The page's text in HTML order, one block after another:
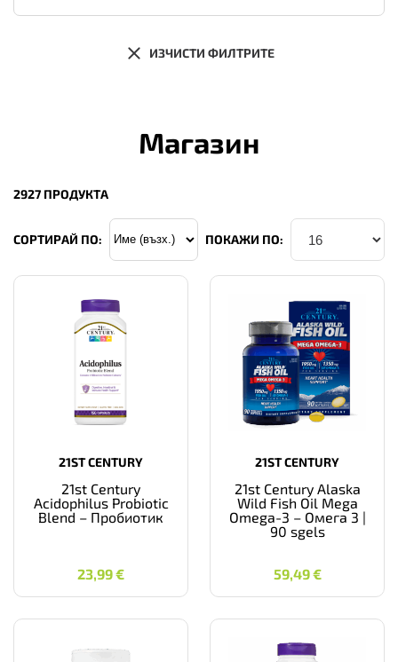
ИЗЧИСТИ ФИЛТРИТЕ
Магазин
2927 ПРОДУКТА
СОРТИРАЙ ПО: ПОКАЖИ ПО:
21ST CENTURY
21st Century
Acidophilus Probiotic
Blend – Пробиотик
23,99€
23,99
21ST CENTURY
21st Century Alaska
Wild Fish Oil Mega
Omega-3 – Омега 3 |
90 sgels
59,49€
59,49